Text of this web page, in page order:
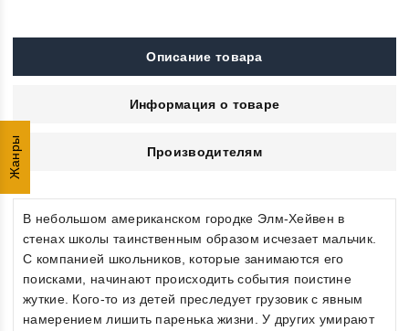
Жанры
Описание товара
Информация о товаре
Производителям
В небольшом американском городке Элм-Хейвен в
стенах школы таинственным образом исчезает мальчик.
С компанией школьников, которые занимаются его
поисками, начинают происходить события поистине
жуткие. Кого-то из детей преследует грузовик с явным
намерением лишить паренька жизни. У других умирают